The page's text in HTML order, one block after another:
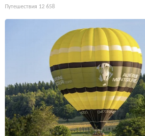
Путешествия 12 658